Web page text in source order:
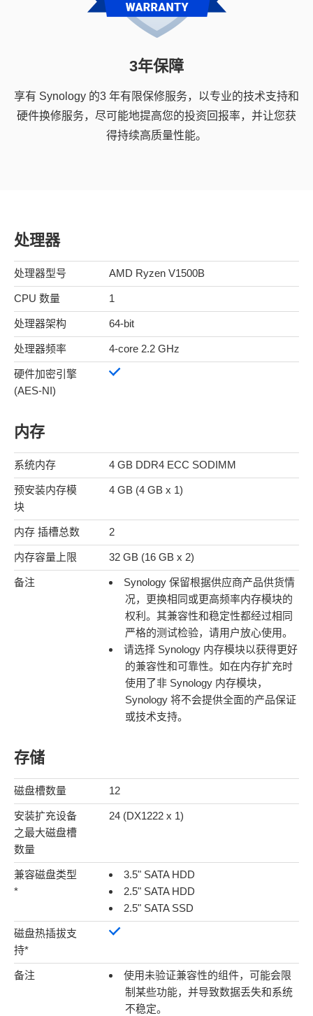
3年保障
享有 Synology 的3 年有限保修服务，以专业的技术支持和
硬件换修服务，尽可能地提高您的投资回报率，并让您获
得持续高质量性能。
处理器
处理器型号 AMD Ryzen V1500B
CPU 数量 1
处理器架构 64-bit
处理器频率 4-core 2.2 GHz
硬件加密引擎
(AES-NI)
内存
系统内存 4 GB DDR4 ECC SODIMM
预安装内存模
块
4 GB (4 GB x 1)
内存 插槽总数 2
内存容量上限 32 GB (16 GB x 2)
备注
Synology 保留根据供应商产品供货情
况，更换相同或更高频率内存模块的
权利。其兼容性和稳定性都经过相同
严格的测试检验，请用户放心使用。
请选择 Synology 内存模块以获得更好
的兼容性和可靠性。如在内存扩充时
使用了非 Synology 内存模块，
Synology 将不会提供全面的产品保证
或技术支持。
存储
磁盘槽数量 12
安装扩充设备
之最大磁盘槽
数量
24 (DX1222 x 1)
兼容磁盘类型
*
3.5" SATA HDD
2.5" SATA HDD
2.5" SATA SSD
磁盘热插拔支
持*
备注
使用未验证兼容性的组件，可能会限
制某些功能，并导致数据丢失和系统
不稳定。